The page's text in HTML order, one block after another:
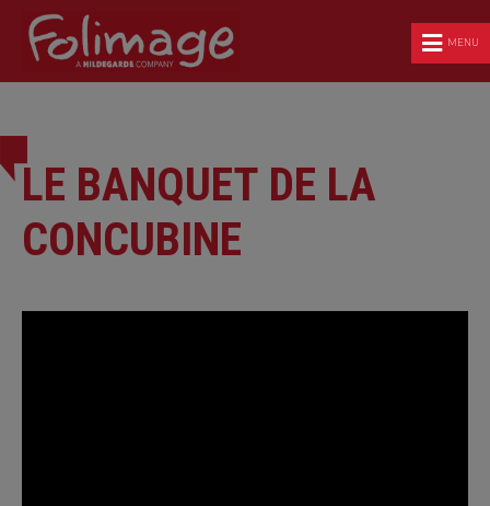
MENU
LE BANQUET DE LA
CONCUBINE